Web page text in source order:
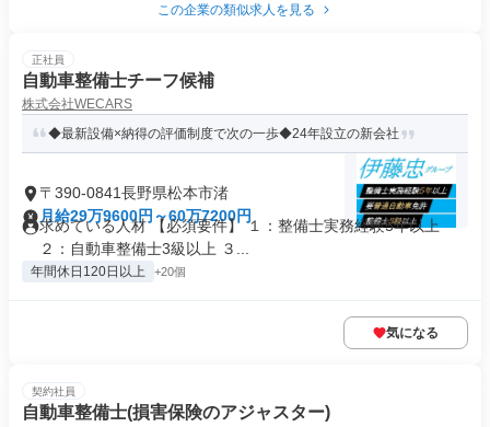
この企業の類似求人を見る
正社員
自動車整備士チーフ候補
株式会社WECARS
◆最新設備×納得の評価制度で次の一歩◆24年設立の新会社
〒390-0841長野県松本市渚
月給29万9600円～60万7200円
求めている人材 【必須要件】 １：整備士実務経験5年以上
２：自動車整備士3級以上 ３...
年間休日120日以上 +20個
気になる
契約社員
自動車整備士(損害保険のアジャスター)